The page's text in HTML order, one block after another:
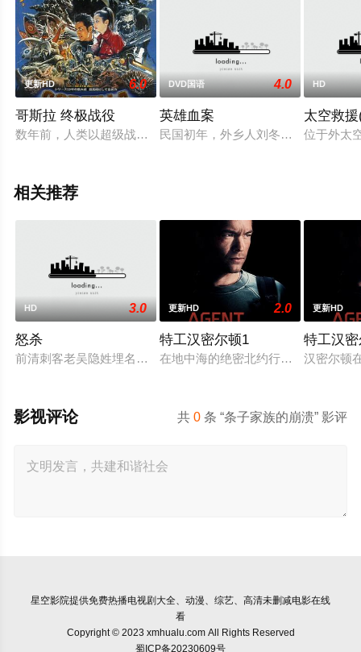
更新HD 6.0
哥斯拉 终极战役
数年前，人类以超级战舰“轰天号”，在南极击溃“哥吉拉”，并且
DVD国语 4.0
英雄血案
民国初年，外乡人刘冬宝一家来到江
HD
太空救
位于外太
相关推荐
HD 3.0
怒杀
前清刺客老吴隐姓埋名于药铺，却为守护单亲母女小茜和依依
更新HD 2.0
特工汉密尔顿1
在地中海的绝密北约行动中，瑞典攻
更新HD
特工汉
汉密尔顿
共0 条 “条子家族的崩溃” 影评
影视评论
星空影院提供免费热播电视剧大全、动漫、综艺、高清未删减电影在线
看
Copyright © 2023 xmhualu.com All Rights Reserved
蜀ICP备20230609号